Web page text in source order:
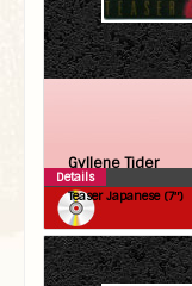
Gyllene Tider
Teaser Japanese (7″)
Details